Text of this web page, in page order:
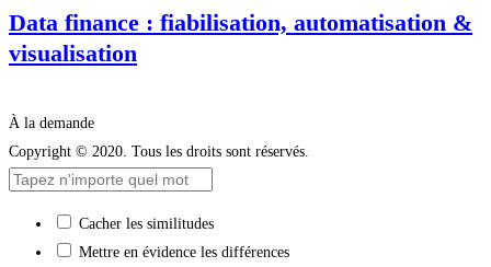
Data finance : fiabilisation, automatisation &
visualisation
À la demande
Copyright © 2020. Tous les droits sont réservés.
Cacher les similitudes
Mettre en évidence les différences